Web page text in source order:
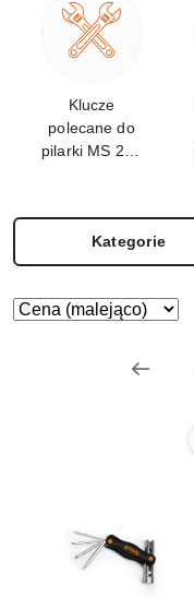
Klucze
polecane do
pilarki MS 231
Kategorie
Zastosowano sortowanie: Cena (malejąco).
Sortuj